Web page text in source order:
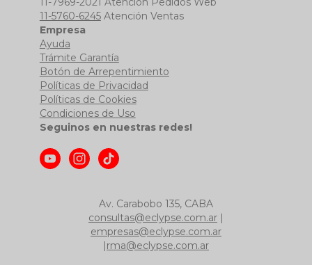
11-5760-6245Atención Ventas
Empresa
Ayuda
Trámite Garantía
Botón de Arrepentimiento
Políticas de Privacidad
Políticas de Cookies
Condiciones de Uso
Seguinos en nuestras redes!
Av. Carabobo 135, CABA
consultas@eclypse.com.ar |
empresas@eclypse.com.ar
|rma@eclypse.com.ar